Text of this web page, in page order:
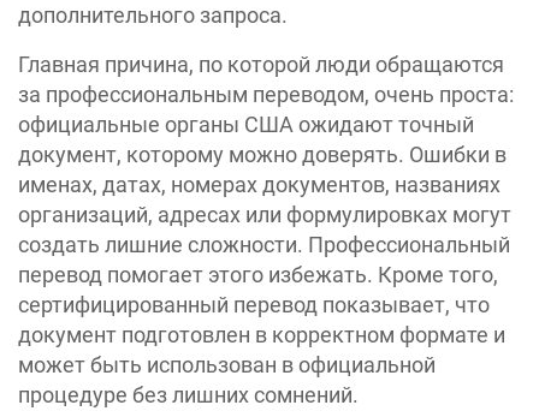
дополнительного запроса.
Главная причина, по которой люди обращаются
за профессиональным переводом, очень проста:
официальные органы США ожидают точный
документ, которому можно доверять. Ошибки в
именах, датах, номерах документов, названиях
организаций, адресах или формулировках могут
создать лишние сложности. Профессиональный
перевод помогает этого избежать. Кроме того,
сертифицированный перевод показывает, что
документ подготовлен в корректном формате и
может быть использован в официальной
процедуре без лишних сомнений.